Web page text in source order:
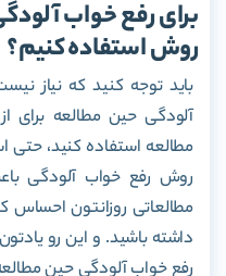
برای رفع خواب
روش استفاده کنیم؟
باید توجه کنید که نیاز
آلودگی حین مطالعه
مطالعه استفاده کنید، حتی
روش رفع خواب آلودگی
مطالعاتی روزانتون احساس
داشته باشید. و این رو
رفع خواب آلودگی حین